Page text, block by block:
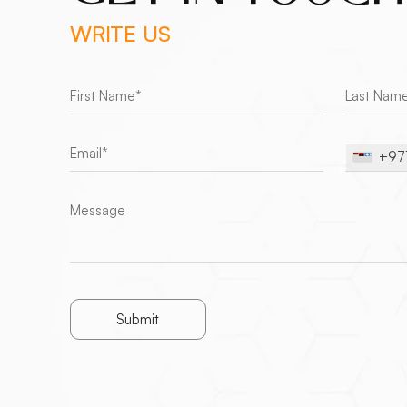
WRITE US
Submit